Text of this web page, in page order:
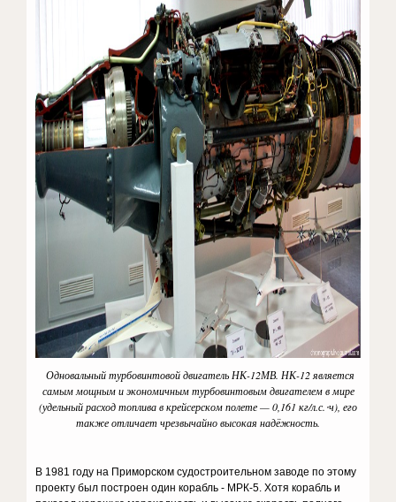
Одновальный турбовинтовой двигатель НК-12МВ. НК-12 является
самым мощным и экономичным турбовинтовым двигателем в мире
(удельный расход топлива в крейсерском полете — 0,161 кг/л.с.⋅ч), его
также отличает чрезвычайно высокая надёжность.
В 1981 году на Приморском судостроительном заводе по этому
проекту был построен один корабль - МРК-5. Хотя корабль и